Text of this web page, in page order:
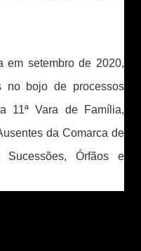
em setembro de 2020,
no bojo de processos
11ª Vara de Família,
da Comarca de
Órfãos e